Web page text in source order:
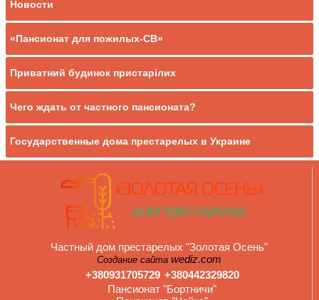
Новости
«Пансионат для пожилых-СВ»
Приватний будинок пристарілих
Чего ждать от частного пансионата?
Государственные дома престарелых в Украине
Частный дом престарелых "Золотая Осень"
Создание сайта wediz.com
+380931705729 +380442329820
Пансионат "Бортничи"